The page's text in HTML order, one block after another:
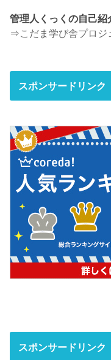
管理人くっくの自己紹
⇒こだま学び舎プロジ
スポンサードリンク
スポンサードリンク